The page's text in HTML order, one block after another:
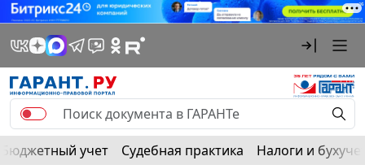
Бюджетный учет Судебная практика Налоги и